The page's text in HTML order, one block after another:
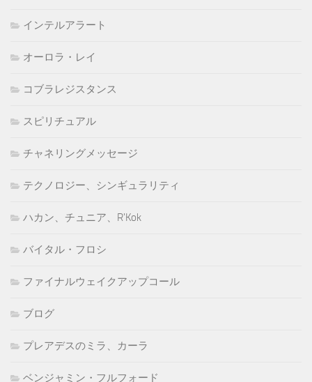
インテルアラート
オーロラ・レイ
コブラレジスタンス
スピリチュアル
チャネリングメッセージ
テクノロジー、シンギュラリティ
ハカン、チュニア、R'Kok
バイタル・フロシ
ファイナルウェイクアップコール
ブログ
プレアデスのミラ、カーラ
ベンジャミン・フルフォード